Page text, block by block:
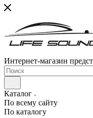
Интернет-магазин
Каталог
По всему сайту
По каталогу